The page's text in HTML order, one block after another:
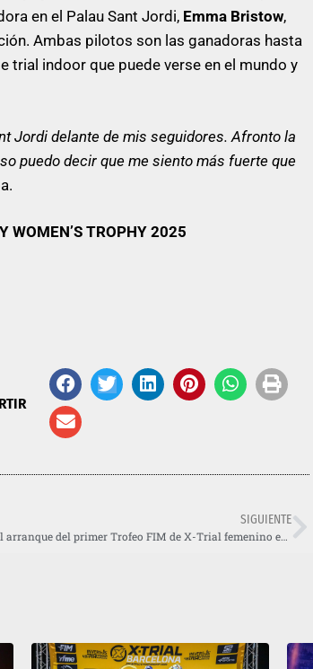
en el Palau Sant Jordi, Emma Bristow,
Ambas pilotos son las ganadoras hasta
trial indoor que puede verse en el mundo y
Jordi delante de mis seguidores. Afronto la
puedo decir que me siento más fuerte que
WOMEN’S TROPHY 2025
SIGUIENTE
Barcelona verá el arranque del primer Trofeo FIM de X-Trial femenino en 2025